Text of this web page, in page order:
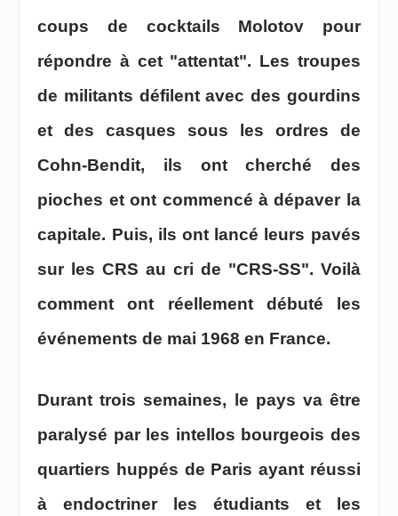
coups de cocktails Molotov pour
répondre à cet "attentat". Les troupes
de militants défilent avec des gourdins
et des casques sous les ordres de
Cohn-Bendit, ils ont cherché des
pioches et ont commencé à dépaver la
capitale. Puis, ils ont lancé leurs pavés
sur les CRS au cri de "CRS-SS". Voilà
comment ont réellement débuté les
événements de mai 1968 en France.
Durant trois semaines, le pays va être
paralysé par les intellos bourgeois des
quartiers huppés de Paris ayant réussi
à endoctriner les étudiants et les